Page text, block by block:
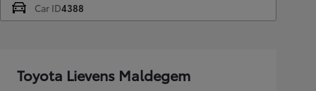
Car ID4388
Toyota Lievens Maldegem